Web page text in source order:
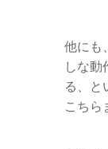
他にも
しな動
る、と
こちら